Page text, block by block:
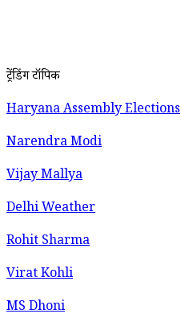
ट्रेंडिंग टॉपिक
Haryana Assembly Elections
Narendra Modi
Vijay Mallya
Delhi Weather
Rohit Sharma
Virat Kohli
MS Dhoni